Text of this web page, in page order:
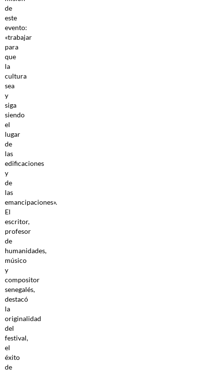
de
este
evento:
«trabajar
para
que
la
cultura
sea
y
siga
siendo
el
lugar
de
las
edificaciones
y
de
las
emancipaciones».
El
escritor,
profesor
de
humanidades,
músico
y
compositor
senegalés,
destacó
la
originalidad
del
festival,
el
éxito
de